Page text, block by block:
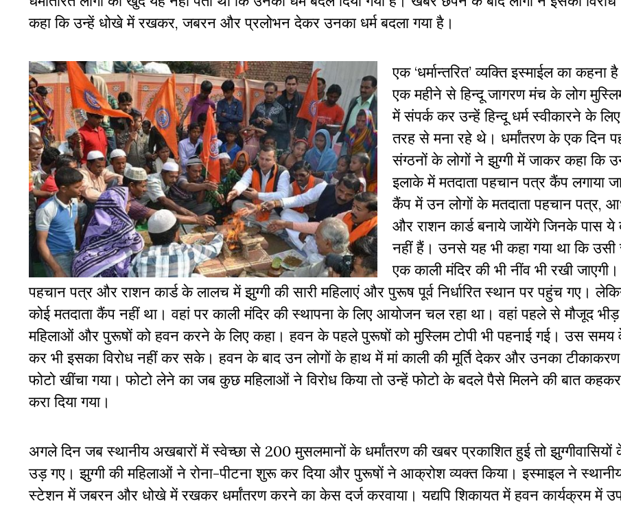
कहा कि उन्हें धोखे में रखकर, जबरन और प्रलोभन देकर उनका धर्म बदला गया है।
एक ‘धर्मान्तरित’ व्यक्ति इस्माईल का कहना
एक महीने से हिन्दू जागरण मंच के लोग
में संपर्क कर उन्हें हिन्दू धर्म स्वीकारने के
तरह से मना रहे थे। धर्मांतरण के एक दिन
संग्ठनों के लोगों ने झुग्गी में जाकर कहा कि
इलाके में मतदाता पहचान पत्र कैंप लगाया
कैंप में उन लोगों के मतदाता पहचान पत्र,
और राशन कार्ड बनाये जायेंगे जिनके पास ये
नहीं हैं। उनसे यह भी कहा गया था कि उसी
एक काली मंदिर की भी नींव भी रखी जाएगी।
पहचान पत्र और राशन कार्ड के लालच में झुग्गी की सारी महिलाएं और पुरूष पूर्व निर्धारित स्थान पर पहुंच गए।
कोई मतदाता कैंप नहीं था। वहां पर काली मंदिर की स्थापना के लिए आयोजन चल रहा था। वहां पहले से मौजूद
महिलाओं और पुरूषों को हवन करने के लिए कहा। हवन के पहले पुरूषों को मुस्लिम टोपी भी पहनाई गई। उस समय
कर भी इसका विरोध नहीं कर सके। हवन के बाद उन लोगों के हाथ में मां काली की मूर्ति देकर और उनका
फोटो खींचा गया। फोटो लेने का जब कुछ महिलाओं ने विरोध किया तो उन्हें फोटो के बदले पैसे मिलने की बात
करा दिया गया।
अगले दिन जब स्थानीय अखबारों में स्वेच्छा से 200 मुसलमानों के धर्मांतरण की खबर प्रकाशित हुई तो झुग्गीवासियों
उड़ गए। झुग्गी की महिलाओं ने रोना-पीटना शुरू कर दिया और पुरूषों ने आक्रोश व्यक्त किया। इस्माइल ने
स्टेशन में जबरन और धोखे में रखकर धर्मांतरण करने का केस दर्ज करवाया। यद्यपि शिकायत में हवन कार्यक्रम में